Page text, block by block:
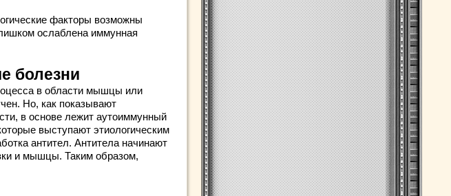
факторы возможны
ослаблена иммунная
болезни
в области мышцы или
Но, как показывают
в основе лежит аутоиммунный
выступают этиологическим
антител. Антитела начинают
и мышцы. Таким образом,